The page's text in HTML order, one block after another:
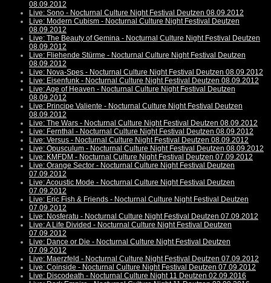
08.09.2012
Live: Sono - Nocturnal Culture Night Festival Deutzen 08.09.2012
Live: Modern Cubism - Nocturnal Culture Night Festival Deutzen
08.09.2012
Live: The Beauty of Gemina - Nocturnal Culture Night Festival Deutzen
08.09.2012
Live: Fliehende Stürme - Nocturnal Culture Night Festival Deutzen
08.09.2012
Live: Nova-Spes - Nocturnal Culture Night Festival Deutzen 08.09.2012
Live: Eisenfunk - Nocturnal Culture Night Festival Deutzen 08.09.2012
Live: Age of Heaven - Nocturnal Culture Night Festival Deutzen
08.09.2012
Live: Principe Valiente - Nocturnal Culture Night Festival Deutzen
08.09.2012
Live: The Wars - Nocturnal Culture Night Festival Deutzen 08.09.2012
Live: Fernthal - Nocturnal Culture Night Festival Deutzen 08.09.2012
Live: Versus - Nocturnal Culture Night Festival Deutzen 08.09.2012
Live: Opusculum - Nocturnal Culture Night Festival Deutzen 08.09.2012
Live: KMFDM - Nocturnal Culture Night Festival Deutzen 07.09.2012
Live: Orange Sector - Nocturnal Culture Night Festival Deutzen
07.09.2012
Live: Acoustic Mode - Nocturnal Culture Night Festival Deutzen
07.09.2012
Live: Eric Fish & Friends - Nocturnal Culture Night Festival Deutzen
07.09.2012
Live: Nosferatu - Nocturnal Culture Night Festival Deutzen 07.09.2012
Live: A Life Divided - Nocturnal Culture Night Festival Deutzen
07.09.2012
Live: Dance or Die - Nocturnal Culture Night Festival Deutzen
07.09.2012
Live: Maerzfeld - Nocturnal Culture Night Festival Deutzen 07.09.2012
Live: Coinside - Nocturnal Culture Night Festival Deutzen 07.09.2012
Live: Discodeath - Nocturnal Culture Night 11 Deutzen 02.09.2016